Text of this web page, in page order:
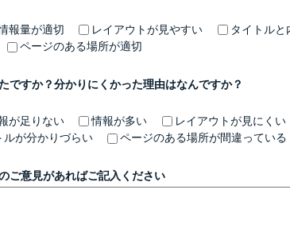
報量が適切 レイアウトが見やすい
タイトルと
ページのある場所が適切
ですか？分かりにくかった理由はなんですか？
が足りない 情報が多い レイアウトが見にくい
ルが分かりづらい ページのある場所が間違っている
ご意見があればご記入ください